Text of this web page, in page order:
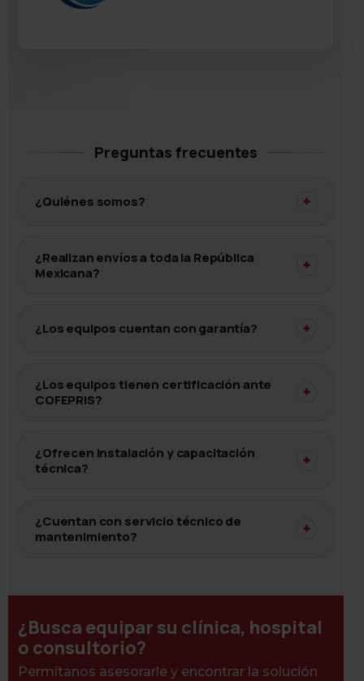
Preguntas frecuentes
¿Quiénes somos? +
¿Realizan envíos a toda la República
Mexicana?
+
¿Los equipos cuentan con garantía? +
¿Los equipos tienen certificación ante
COFEPRIS?
+
¿Ofrecen instalación y capacitación
técnica?
+
¿Cuentan con servicio técnico de
mantenimiento?
+
¿Busca equipar su clínica, hospital
o consultorio?
Permítanos asesorarle y encontrar la solución